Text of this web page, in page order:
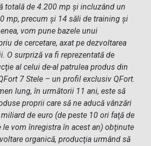
totală de 4.200 mp şi incluzând un
mp, precum şi 14 săli de training şi
vom pune bazele unui
de cercetare, axat pe dezvoltarea
O surpriză va fi reprezentată de
al celui de-al patrulea produs din
7 Stele – un profil exclusiv QFort.
lung, în următorii 11 ani, este să
proprii care să ne aducă vânzări
de euro (de peste 10 ori faţă de
le vom înregistra în acest an) obţinute
organică, producţia urmând să